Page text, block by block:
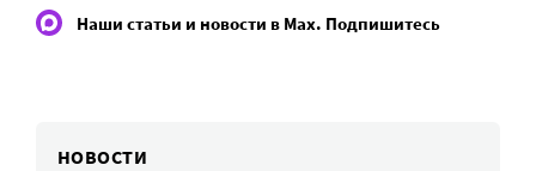
Наши статьи и новости в Max. Подпишитесь
НОВОСТИ